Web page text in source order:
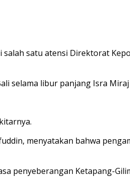
satu atensi Direktorat
selama libur panjang Isra
menyatakan bahwa
penyeberangan Ketapang-